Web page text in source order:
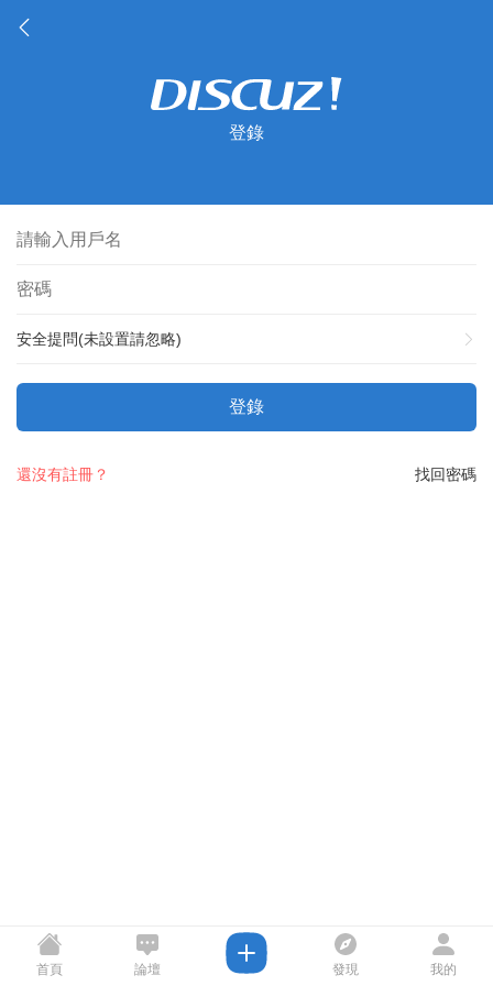
登錄
安全提問(未設置請忽略)
登錄
找回密碼
還沒有註冊？
首頁 論壇 發現 我的